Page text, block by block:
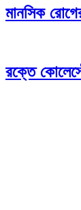
মানসিক
রক্তে